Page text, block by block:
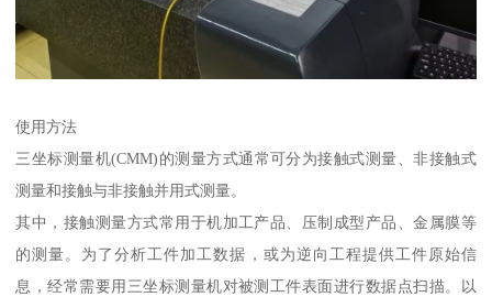
使用方法
三坐标测量机(CMM)的测量方式通常可分为接触式测量、非接触式
测量和接触与非接触并用式测量。
其中，接触测量方式常用于机加工产品、压制成型产品、金属膜等
的测量。为了分析工件加工数据，或为逆向工程提供工件原始信
息，经常需要用三坐标测量机对被测工件表面进行数据点扫描。以